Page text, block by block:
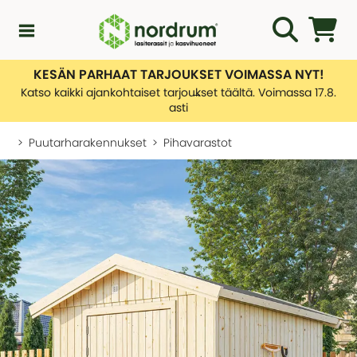
Kampanjat
KATEGORIAT
Yleiskatsaus - Uutuuksia
Rakentamislupa
Asiakaspalvelu
KATEGORIAT
Yleiskatsaus - Asiakaspalvelu
Ota yhteyttä
Tietoa toimituksistamme
Palautusten hallinnointi
Lasiterassiopas
Lasiterassit
KATEGORIAT
Kasvihuone
KESÄN PARHAAT TARJOUKSET VOIMASSA NYT!
Katso kaikki ajankohtaiset tarjoukset täältä. Voimassa 17.8.
asti
Puutarharakennukset Pihavarastot